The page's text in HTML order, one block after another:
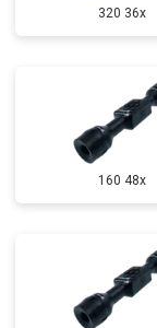
320 36x
160 48x